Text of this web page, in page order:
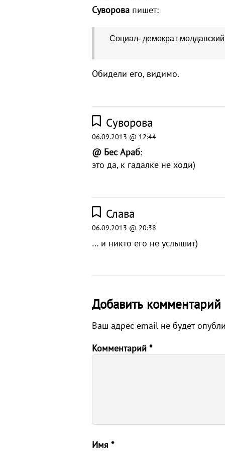
Суворова пишет:
Социал- демократ
Обидели его, видимо.
Суворова
06.09.2013 @ 12:44
@ Бес Араб:
это да, к гадалке не ходи)
Слава
06.09.2013 @ 20:38
… и никто его не услышит)
Добавить комментарий
Ваш адрес email не будет
Комментарий *
Имя *